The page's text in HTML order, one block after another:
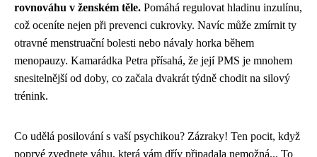
rovnováhu v ženském těle. Pomáhá regulovat hladinu inzulínu,
což oceníte nejen při prevenci cukrovky. Navíc může zmírnit ty
otravné menstruační bolesti nebo návaly horka během
menopauzy. Kamarádka Petra přísahá, že její PMS je mnohem
snesitelnější od doby, co začala dvakrát týdně chodit na silový
trénink.
Co udělá posilování s vaší psychikou? Zázraky! Ten pocit, když
poprvé zvednete váhu, která vám dřív připadala nemožná... To